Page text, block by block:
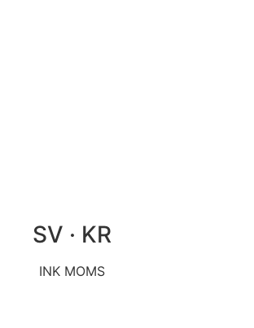
SV · KR
INK MOMS